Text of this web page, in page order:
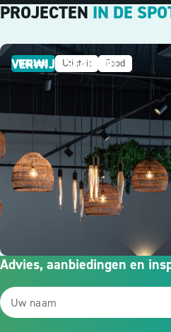
PROJECTEN IN DE
Rilland Utiliteit Food
VERWIJS SEAFOOD
Advies, aanbiedingen en